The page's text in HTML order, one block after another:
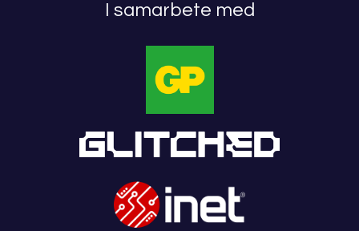
I samarbete med